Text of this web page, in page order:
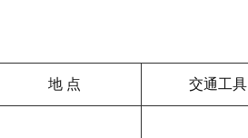
地 点 交通工具